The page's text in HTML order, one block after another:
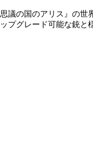
議の国のアリス』の世
グレード可能な銃と